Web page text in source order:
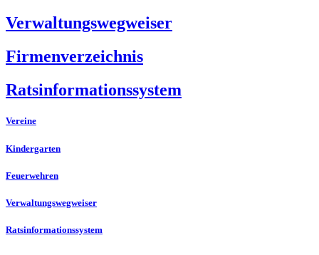
Verwaltungswegweiser
Firmenverzeichnis
Ratsinformationssystem
Vereine
Kindergarten
Feuerwehren
Verwaltungswegweiser
Ratsinformationssystem